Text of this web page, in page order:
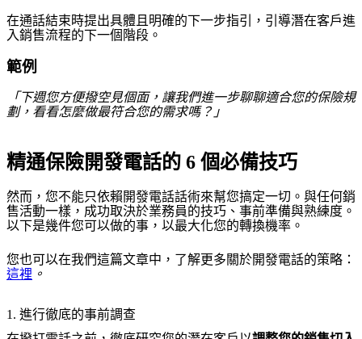
在通話結束時提出具體且明確的下一步指引，引導潛在客戶進
入銷售流程的下一個階段。
範例
「下週您方便撥空見個面，讓我們進一步聊聊適合您的保險規
劃，看看怎麼做最符合您的需求嗎？」
精通保險開發電話的 6 個必備技巧
然而，您不能只依賴開發電話話術來幫您搞定一切。與任何銷
售活動一樣，成功取決於業務員的技巧、事前準備與熟練度。
以下是幾件您可以做的事，以最大化您的轉換機率。
您也可以在我們這篇文章中，了解更多關於開發電話的策略：
這裡 。
1. 進行徹底的事前調查